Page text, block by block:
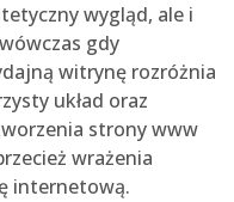
wygląd, ale i
gdy
witrynę rozróżnia
układ oraz
strony www
wrażenia
internetową.